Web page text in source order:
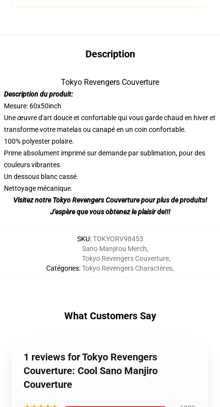
Description
Tokyo Revengers Couverture
Description du produit:
Mesure: 60x50inch
Une œuvre d'art douce et confortable qui vous garde chaud en hiver et
transforme votre matelas ou canapé en un coin confortable.
100% polyester polaire.
Prime absolument imprimé sur demande par sublimation, pour des
couleurs vibrantes.
Un dessous blanc cassé.
Nettoyage mécanique.
Visitez notre Tokyo Revengers Couverture pour plus de produits!
J'espère que vous obtenez le plaisir de!!!
SKU:TOKYORV98453
Catégories:
Sano Manjirou Merch,
Tokyo Revengers Couverture,
Tokyo Revengers Charactères,
What Customers Say
1 reviews for Tokyo Revengers
Couverture: Cool Sano Manjiro
Couverture